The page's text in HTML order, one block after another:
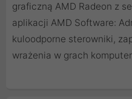
graficzną AMD Radeon z
aplikacji AMD Software:
kuloodporne sterowniki,
wrażenia w grach